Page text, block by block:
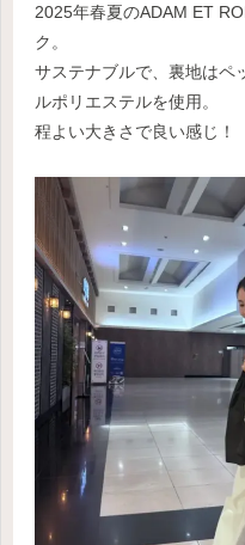
2025年春夏のADAM ET
ク。
サステナブルで、裏地はペ
ルポリエステルを使用。
程よい大きさで良い感じ！